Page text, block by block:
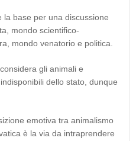
base per una discussione
mondo scientifico-
mondo venatorio e politica.
gli animali e
dello stato, dunque
emotiva tra animalismo
è la via da intraprendere